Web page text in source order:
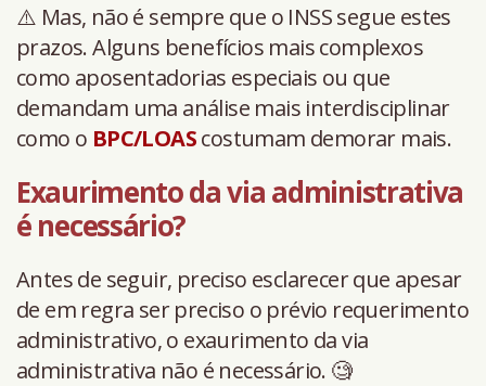
⚠️ Mas, não é sempre que o INSS segue estes
prazos. Alguns benefícios mais complexos
como aposentadorias especiais ou que
demandam uma análise mais interdisciplinar
como o BPC/LOAScostumam demorar mais.
Exaurimento da via administrativa
é necessário?
Antes de seguir, preciso esclarecer que apesar
de em regra ser preciso o prévio requerimento
administrativo, o exaurimento da via
administrativa não é necessário. 🧐